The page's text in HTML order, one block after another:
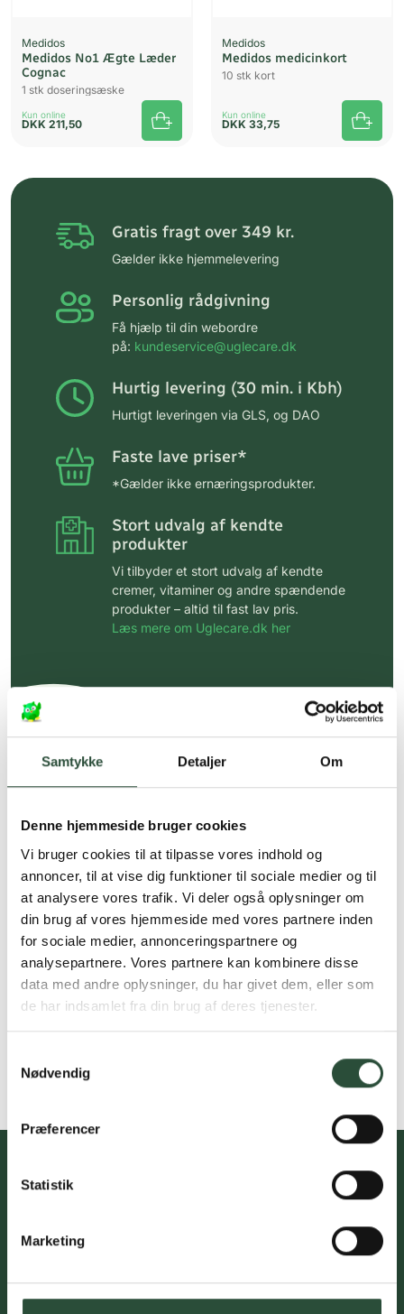
Samtykke Detaljer Om
Denne hjemmeside bruger cookies
Vi bruger cookies til at tilpasse vores indhold og
annoncer, til at vise dig funktioner til sociale medier og til
at analysere vores trafik. Vi deler også oplysninger om
din brug af vores hjemmeside med vores partnere inden
for sociale medier, annonceringspartnere og
analysepartnere. Vores partnere kan kombinere disse
data med andre oplysninger, du har givet dem, eller som
de har indsamlet fra din brug af deres tjenester.
Nødvendig
Præferencer
Statistik
Marketing
Medidos
Medidos No1 Ægte Læder
Cognac
1 stk doseringsæske
Kun online
DKK 211,50
Medidos
Medidos medicinkort
10 stk kort
Kun online
DKK 33,75
Gratis fragt over 349 kr.
Gælder ikke hjemmelevering
Personlig rådgivning
Få hjælp til din webordre
på: kundeservice@uglecare.dk
Hurtig levering (30 min. i Kbh)
Hurtigt leveringen via GLS, og DAO
Faste lave priser*
*Gælder ikke ernæringsprodukter.
Stort udvalg af kendte
produkter
Vi tilbyder et stort udvalg af kendte
cremer, vitaminer og andre spændende
produkter – altid til fast lav pris.
Læs mere om Uglecare.dk her